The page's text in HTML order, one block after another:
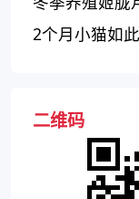
2个月小猫如
二维码